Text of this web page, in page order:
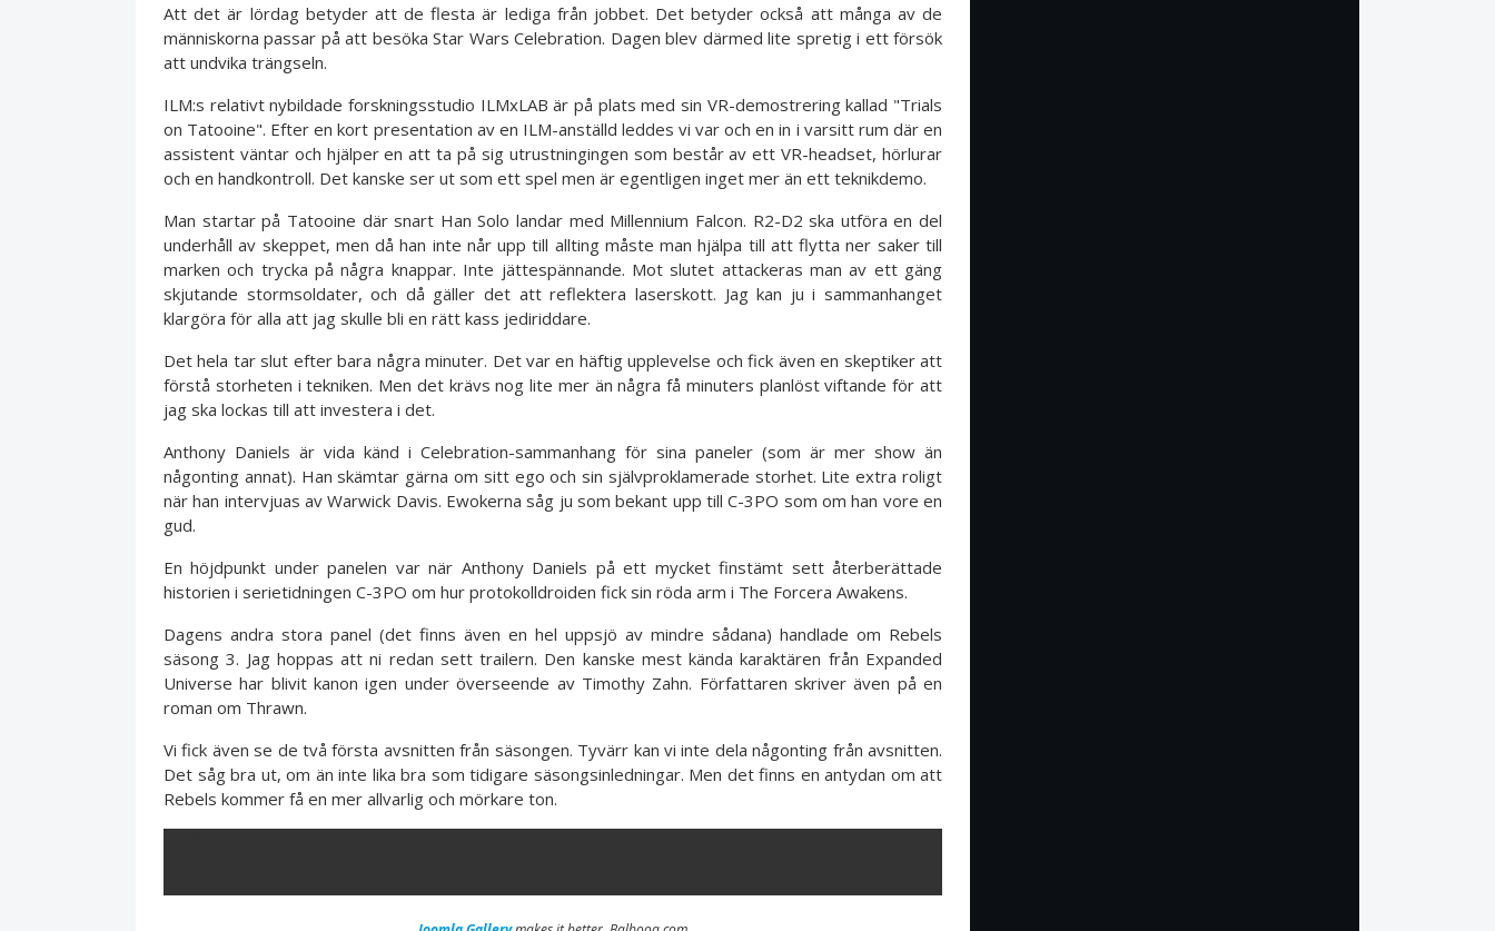
Att det är lördag betyder att de flesta är lediga från jobbet. Det betyder också att många av de
människorna passar på att besöka Star Wars Celebration. Dagen blev därmed lite spretig i ett försök
att undvika trängseln.
ILM:s relativt nybildade forskningsstudio ILMxLAB är på plats med sin VR-demostrering kallad "Trials
on Tatooine". Efter en kort presentation av en ILM-anställd leddes vi var och en in i varsitt rum där en
assistent väntar och hjälper en att ta på sig utrustningingen som består av ett VR-headset, hörlurar
och en handkontroll. Det kanske ser ut som ett spel men är egentligen inget mer än ett teknikdemo.
Man startar på Tatooine där snart Han Solo landar med Millennium Falcon. R2-D2 ska utföra en del
underhåll av skeppet, men då han inte når upp till allting måste man hjälpa till att flytta ner saker till
marken och trycka på några knappar. Inte jättespännande. Mot slutet attackeras man av ett gäng
skjutande stormsoldater, och då gäller det att reflektera laserskott. Jag kan ju i sammanhanget
klargöra för alla att jag skulle bli en rätt kass jediriddare.
Det hela tar slut efter bara några minuter. Det var en häftig upplevelse och fick även en skeptiker att
förstå storheten i tekniken. Men det krävs nog lite mer än några få minuters planlöst viftande för att
jag ska lockas till att investera i det.
Anthony Daniels är vida känd i Celebration-sammanhang för sina paneler (som är mer show än
någonting annat). Han skämtar gärna om sitt ego och sin självproklamerade storhet. Lite extra roligt
när han intervjuas av Warwick Davis. Ewokerna såg ju som bekant upp till C-3PO som om han vore en
gud.
En höjdpunkt under panelen var när Anthony Daniels på ett mycket finstämt sett återberättade
historien i serietidningen C-3PO om hur protokolldroiden fick sin röda arm i The Forcera Awakens.
Dagens andra stora panel (det finns även en hel uppsjö av mindre sådana) handlade om Rebels
säsong 3. Jag hoppas att ni redan sett trailern. Den kanske mest kända karaktären från Expanded
Universe har blivit kanon igen under överseende av Timothy Zahn. Författaren skriver även på en
roman om Thrawn.
Vi fick även se de två första avsnitten från säsongen. Tyvärr kan vi inte dela någonting från avsnitten.
Det såg bra ut, om än inte lika bra som tidigare säsongsinledningar. Men det finns en antydan om att
Rebels kommer få en mer allvarlig och mörkare ton.